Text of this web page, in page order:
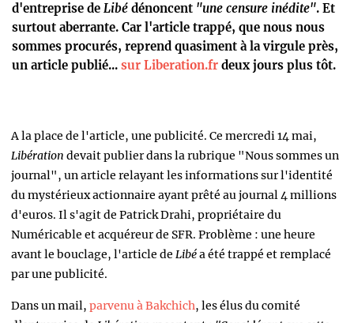
d'entreprise de Libé dénoncent "une censure inédite". Et
surtout aberrante. Car l'article trappé, que nous nous
sommes procurés, reprend quasiment à la virgule près,
un article publié... sur Liberation.fr deux jours plus tôt.
A la place de l'article, une publicité. Ce mercredi 14 mai,
Libération devait publier dans la rubrique "Nous sommes un
journal", un article relayant les informations sur l'identité
du mystérieux actionnaire ayant prêté au journal 4 millions
d'euros. Il s'agit de Patrick Drahi, propriétaire du
Numéricable et acquéreur de SFR. Problème : une heure
avant le bouclage, l'article de Libéa été trappé et remplacé
par une publicité.
Dans un mail, parvenu à Bakchich, les élus du comité